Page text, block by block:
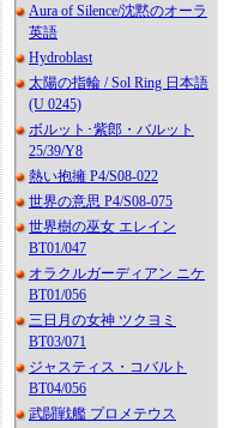
Aura of Silence/沈黙のオーラ
英語
Hydroblast
太陽の指輪 / Sol Ring 日本語
(U 0245)
ボルット･紫郎・バルット
25/39/Y8
熱い抱擁 P4/S08-022
世界の意思 P4/S08-075
世界樹の巫女 エレイン
BT01/047
オラクルガーディアン ニケ
BT01/056
三日月の女神 ツクヨミ
BT03/071
ジャスティス・コバルト
BT04/056
武闘戦艦 プロメテウス